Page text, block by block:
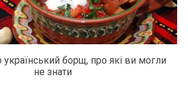
український борщ, про які ви могли
не знати